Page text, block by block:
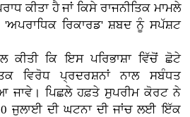
ਕੀਤਾ ਹੈ ਜਾਂ ਕਿਸੇ ਰਾਜਨੀਤਿਕ ਮਾਮਲੇ
'ਅਪਰਾਧਿਕ ਰਿਕਾਰਡ' ਸ਼ਬਦ ਨੂੰ ਸਪੱਸ਼ਟ
ਕੀਤੀ ਕਿ ਇਸ ਪਰਿਭਾਸ਼ਾ ਵਿੱਚੋਂ ਛੋਟੇ
ਵਿਰੋਧ ਪ੍ਰਦਰਸ਼ਨਾਂ ਨਾਲ ਸਬੰਧਤ
ਜਾਵੇ। ਪਿਛਲੇ ਹਫ਼ਤੇ ਸੁਪਰੀਮ ਕੋਰਟ ਨੇ
ਜੁਲਾਈ ਦੀ ਘਟਨਾ ਦੀ ਜਾਂਚ ਲਈ ਇੱਕ